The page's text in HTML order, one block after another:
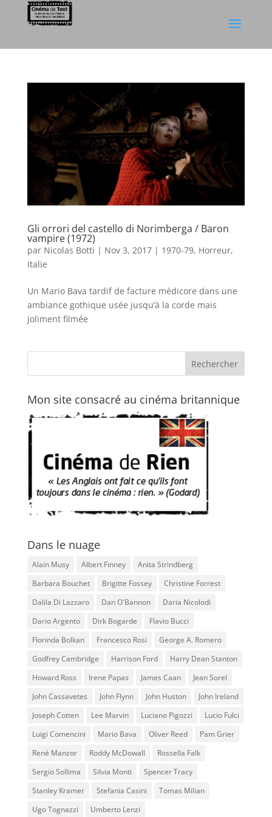
Gli orrori del castello di Norimberga / Baron
vampire (1972)
par Nicolas Botti | Nov 3, 2017| 1970-79, Horreur,
Italie
Un Mario Bava tardif de facture médicore dans une
ambiance gothique usée jusqu’à la corde mais
joliment filmée
Mon site consacré au cinéma britannique
Dans le nuage
Alain Musy Albert Finney
Anita Strindberg
Barbara Bouchet
Brigitte Fossey
Christine Forrest
Dalila Di Lazzaro
Dan O'Bannon
Daria Nicolodi
Dario Argento
Dirk Bogarde
Flavio Bucci
Florinda Bolkan
Francesco Rosi
George A. Romero
Godfrey Cambridge
Harrison Ford
Harry Dean Stanton
Howard Ross
Irene Papas James Caan
Jean Sorel
John Cassavetes
John Flynn John Huston
John Ireland
Joseph Cotten
Lee Marvin Luciano Pigozzi
Lucio Fulci
Luigi Comencini
Mario Bava Oliver Reed
Pam Grier
René Manzor
Roddy McDowall
Rossella Falk
Sergio Sollima
Silvia Monti
Spencer Tracy
Stanley Kramer
Stefania Casini
Tomas Milian
Ugo Tognazzi
Umberto Lenzi